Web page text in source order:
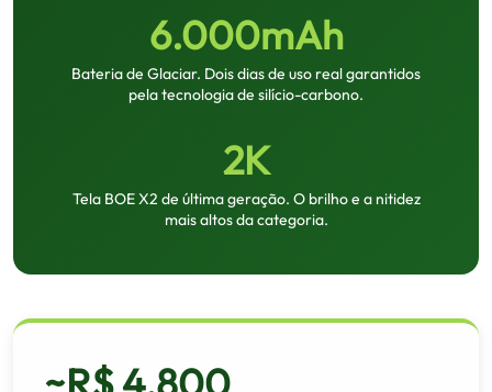
6.000mAh
Bateria de Glaciar. Dois dias de uso real garantidos
pela tecnologia de silício-carbono.
2K
Tela BOE X2 de última geração. O brilho e a nitidez
mais altos da categoria.